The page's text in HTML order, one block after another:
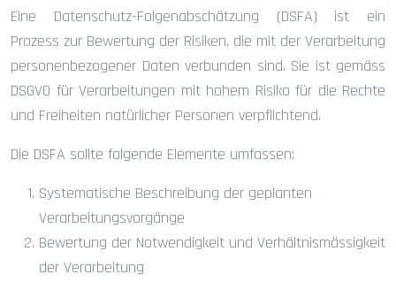
Eine Datenschutz-Folgenabschätzung (DSFA) ist ein
Prozess zur Bewertung der Risiken, die mit der Verarbeitung
personenbezogener Daten verbunden sind. Sie ist gemäss
DSGVO für Verarbeitungen mit hohem Risiko für die Rechte
und Freiheiten natürlicher Personen verpflichtend.
Die DSFA sollte folgende Elemente umfassen:
Systematische Beschreibung der geplanten
Verarbeitungsvorgänge
Bewertung der Notwendigkeit und Verhältnismässigkeit
der Verarbeitung